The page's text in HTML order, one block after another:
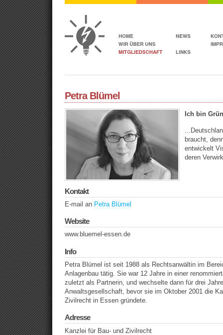
Petra Blümel
Ich bin
braucht,
entwickelt
deren
Kontakt
E-mail an Petra Blümel
Website
www.bluemel-essen.de
Info
Petra Blümel ist seit 1988 als Rechtsanwältin im
Anlagenbau tätig. Sie war 12 Jahre in einer
zuletzt als Partnerin, und wechselte dann für drei
Anwaltsgesellschaft, bevor sie im Oktober 2001 die
Zivilrecht in Essen gründete.
Adresse
Kanzlei für Bau- und Zivilrecht